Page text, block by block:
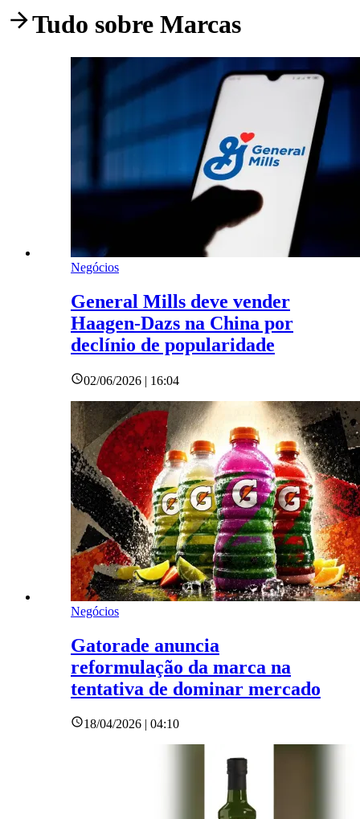
Tudo sobre Marcas
Negócios
General Mills deve vender
Haagen-Dazs na China por
declínio de popularidade
02/06/2026 | 16:04
Negócios
Gatorade anuncia
reformulação da marca na
tentativa de dominar mercado
18/04/2026 | 04:10